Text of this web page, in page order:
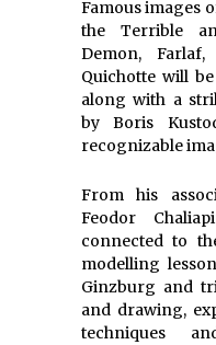
Famous images
the Terrible
Demon,
Quichotte will
along with a
by Boris
recognizable
From his
Feodor
connected to
modelling
Ginzburg and
and drawing,
techniques